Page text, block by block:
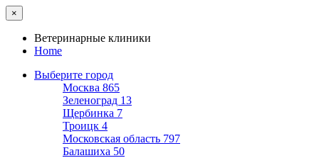
×
Ветеринарные клиники
Home
Выберите город
Москва 865
Зеленоград 13
Щербинка 7
Троицк 4
Московская область 797
Балашиха 50